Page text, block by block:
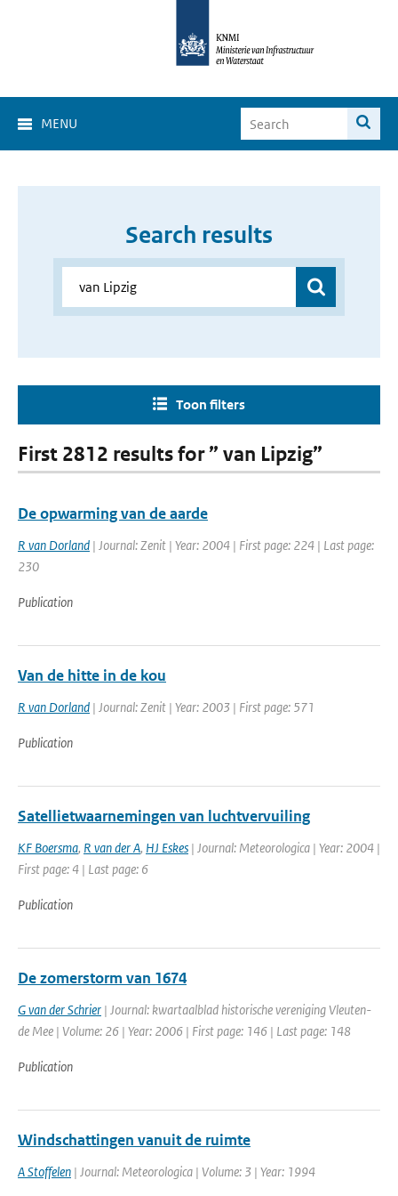
MENU
Search results
Toon filters
First 2812 results for ” van Lipzig”
De opwarming van de aarde
R van Dorland | Journal: Zenit | Year: 2004 | First page: 224 | Last page:
230
Publication
Van de hitte in de kou
R van Dorland | Journal: Zenit | Year: 2003 | First page: 571
Publication
Satellietwaarnemingen van luchtvervuiling
KF Boersma, R van der A, HJ Eskes | Journal: Meteorologica | Year: 2004 |
First page: 4 | Last page: 6
Publication
De zomerstorm van 1674
G van der Schrier | Journal: kwartaalblad historische vereniging Vleuten-
de Mee | Volume: 26 | Year: 2006 | First page: 146 | Last page: 148
Publication
Windschattingen vanuit de ruimte
A Stoffelen | Journal: Meteorologica | Volume: 3 | Year: 1994